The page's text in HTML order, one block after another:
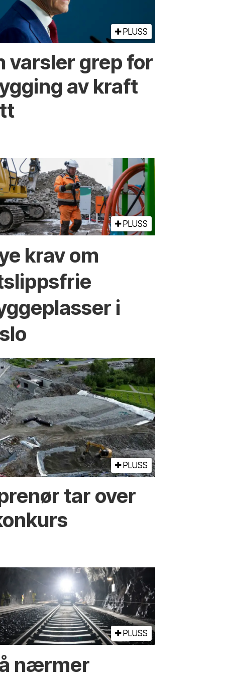
PLUSS
varsler grep for
av kraft
PLUSS
krav om
i
PLUSS
tar over
PLUSS
nærmer